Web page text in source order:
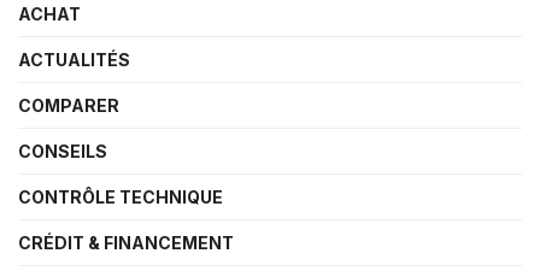
ACHAT
ACTUALITÉS
COMPARER
CONSEILS
CONTRÔLE TECHNIQUE
CRÉDIT & FINANCEMENT